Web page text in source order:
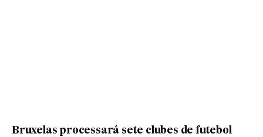
Bruxelas processará sete clubes de futebol